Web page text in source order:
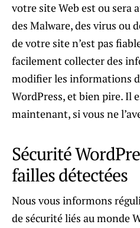
votre site Web est ou sera
des Malware, des virus ou
de votre site n’est pas
facilement collecter des
modifier les informations
WordPress, et bien pire. Il
maintenant, si vous ne
Sécurité
failles détectées
Nous vous informons
de sécurité liés au monde